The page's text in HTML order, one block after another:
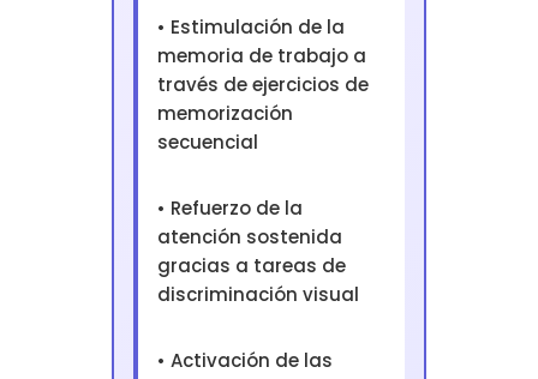
• Estimulación de la
memoria de trabajo a
través de ejercicios de
memorización
secuencial
• Refuerzo de la
atención sostenida
gracias a tareas de
discriminación visual
• Activación de las